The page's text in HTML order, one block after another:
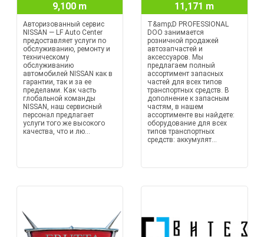
9,100 m
Авторизованный сервис
NISSAN — LF Auto Center
предоставляет услуги по
обслуживанию, ремонту и
техническому
обслуживанию
автомобилей NISSAN как в
гарантии, так и за ее
пределами. Как часть
глобальной команды
NISSAN, наш сервисный
персонал предлагает
услуги того же высокого
качества, что и лю...
11,171 m
T&amp;D PROFESSIONAL
DOO занимается
розничной продажей
автозапчастей и
аксессуаров. Мы
предлагаем полный
ассортимент запасных
частей для всех типов
транспортных средств. В
дополнение к запасным
частям, в нашем
ассортименте вы найдете:
оборудование для всех
типов транспортных
средств: аккумулят...